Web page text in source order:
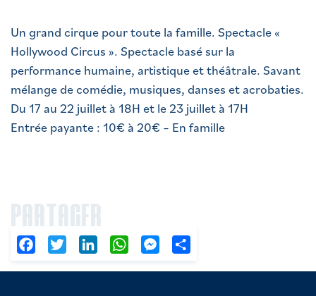
Un grand cirque pour toute la famille. Spectacle «
Hollywood Circus ». Spectacle basé sur la
performance humaine, artistique et théâtrale. Savant
mélange de comédie, musiques, danses et acrobaties.
Du 17 au 22 juillet à 18H et le 23 juillet à 17H
Entrée payante : 10€ à 20€ – En famille
PARTAGER
FacebookTwitter LinkedIn WhatsAppMessenger